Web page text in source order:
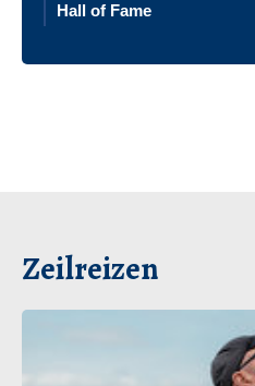
Hall of Fame
Zeilreizen